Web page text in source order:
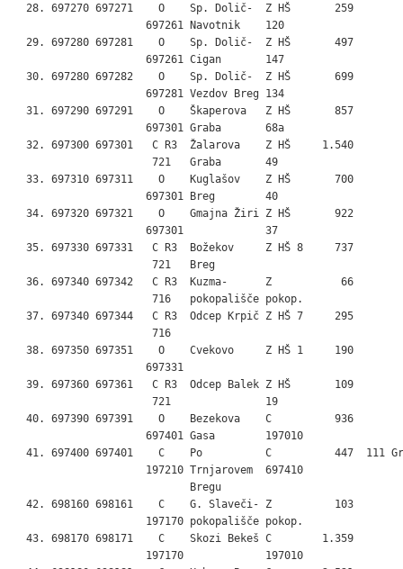
  28. 697270 697271    O    Sp. Dolič-  Z HŠ       259
                     697261 Navotnik    120
  29. 697280 697281    O    Sp. Dolič-  Z HŠ       497
                     697261 Cigan       147
  30. 697280 697282    O    Sp. Dolič-  Z HŠ       699
                     697281 Vezdov Breg 134
  31. 697290 697291    O    Škaperova   Z HŠ       857
                     697301 Graba       68a
  32. 697300 697301   C R3  Žalarova    Z HŠ     1.540
                      721   Graba       49
  33. 697310 697311    O    Kuglašov    Z HŠ       700
                     697301 Breg        40
  34. 697320 697321    O    Gmajna Žiri Z HŠ       922
                     697301             37
  35. 697330 697331   C R3  Božekov     Z HŠ 8     737
                      721   Breg
  36. 697340 697342   C R3  Kuzma-      Z           66
                      716   pokopališče pokop.
  37. 697340 697344   C R3  Odcep Krpič Z HŠ 7     295
                      716
  38. 697350 697351    O    Cvekovo     Z HŠ 1     190
                     697331
  39. 697360 697361   C R3  Odcep Balek Z HŠ       109
                      721               19
  40. 697390 697391    O    Bezekova    C          936
                     697401 Gasa        197010
41. 697400 697401    C    Po          C          447  111
                     197210 Trnjarovem  697410
                            Bregu
  42. 698160 698161    C    G. Slaveči- Z          103
                     197170 pokopališče pokop.
  43. 698170 698171    C    Skozi Bekeš C        1.359
                     197170             197010